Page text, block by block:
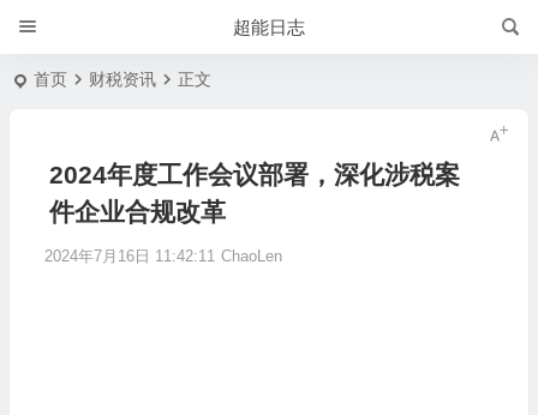
超能日志
首页 财税资讯 正文
2024年度工作会议部署，深化涉税案
件企业合规改革
2024年7月16日 11:42:11 ChaoLen